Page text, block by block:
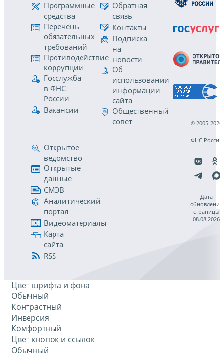
Программные
средства
Перечень
обязательных
требований
Противодействие
коррупции
Госслужба
в ФНС
России
Вакансии
Обратная
связь
Контакты
Подписка
на
новости
Об
использовании
информации
сайта
Общественный
совет
Открытое
ведомство
Открытые
данные
СМЭВ
Аналитический
портал
Видеоматериалы
Карта
сайта
RSS
© 2005-
ФНС
Дата
страницы
08.08.2026
Цвет шрифта и фона
Обычный
Контрастный
Инверсия
Комфортный
Цвет кнопок и ссылок
Обычный